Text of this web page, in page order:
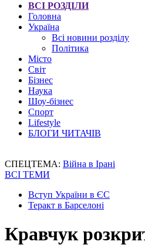
ВСІ РОЗДІЛИ
Головна
Україна
Всі новини розділу
Політика
Місто
Світ
Бізнес
Наука
Шоу-бізнес
Спорт
Lifestyle
БЛОГИ ЧИТАЧІВ
СПЕЦТЕМА: Війна в Ірані
ВСІ ТЕМИ
Вступ України в ЄС
Теракт в Барселоні
Кравчук